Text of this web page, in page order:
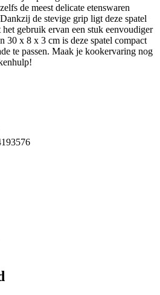
de meest delicate etenswaren
de stevige grip ligt deze spatel
gebruik ervan een stuk eenvoudiger
30 x 8 x 3 cm is deze spatel compact
te passen. Maak je kookervaring nog